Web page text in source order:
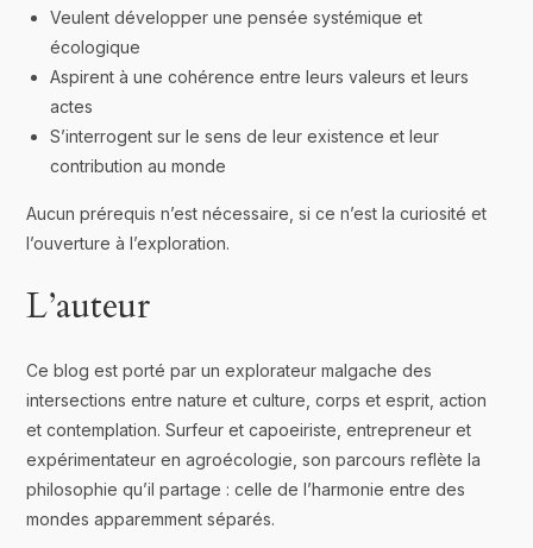
Veulent développer une pensée systémique et
écologique
Aspirent à une cohérence entre leurs valeurs et leurs
actes
S’interrogent sur le sens de leur existence et leur
contribution au monde
Aucun prérequis n’est nécessaire, si ce n’est la curiosité et
l’ouverture à l’exploration.
L’auteur
Ce blog est porté par un explorateur malgache des
intersections entre nature et culture, corps et esprit, action
et contemplation. Surfeur et capoeiriste, entrepreneur et
expérimentateur en agroécologie, son parcours reflète la
philosophie qu’il partage : celle de l’harmonie entre des
mondes apparemment séparés.